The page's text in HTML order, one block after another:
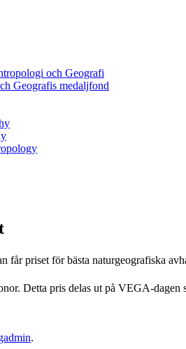
och Geografi
Geografis medaljfond
priset för bästa naturgeografiska
Detta pris delas ut på VEGA-dagen
.